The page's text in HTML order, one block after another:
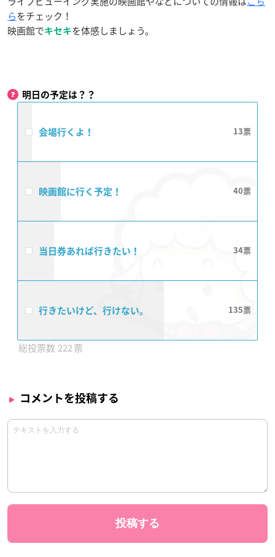
らをチェック！
映画館でキセキを体感しましょう。
明日の予定は？？
会場行くよ！ 13
映画館に行く予定！ 40
当日券あれば行きたい！ 34
行きたいけど、行けない。 135
222
コメントを投稿する